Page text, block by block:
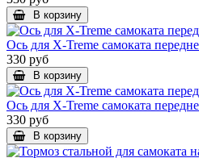
В корзину
Ось для X-Treme самоката
330 руб
В корзину
Ось для X-Treme самоката
330 руб
В корзину